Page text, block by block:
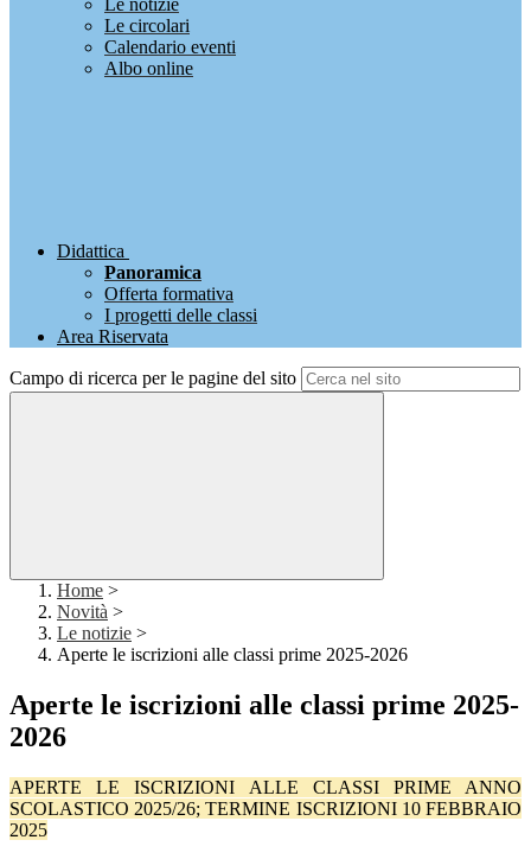
Le notizie
Le circolari
Calendario eventi
Albo online
Didattica
Panoramica
Offerta formativa
I progetti delle classi
Area Riservata
Campo di ricerca per le pagine del sito
Home >
Novità >
Le notizie >
Aperte le iscrizioni alle classi prime 2025-2026
Aperte le iscrizioni alle classi prime 2025-
2026
APERTE LE ISCRIZIONI ALLE CLASSI PRIME ANNO
SCOLASTICO 2025/26; TERMINE ISCRIZIONI 10 FEBBRAIO
2025